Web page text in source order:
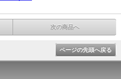
次の商品へ
ページの先頭へ戻る